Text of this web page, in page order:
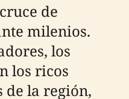
de
milenios.
los
los ricos
de la región,